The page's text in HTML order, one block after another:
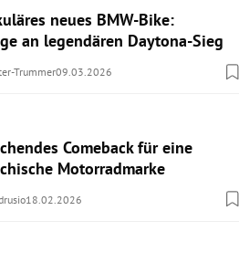
neues BMW-Bike:
an legendären Daytona-Sieg
Trummer09.03.2026
Comeback für eine
Motorradmarke
18.02.2026